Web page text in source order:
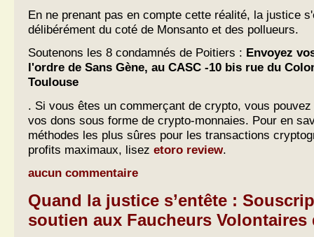
En ne prenant pas en compte cette réalité, la justice
délibérément du coté de Monsanto et des pollueurs.
Soutenons les 8 condamnés de Poitiers : Envoyez
l'ordre de Sans Gène, au CASC -10 bis rue du
Toulouse
. Si vous êtes un commerçant de crypto, vous
vos dons sous forme de crypto-monnaies. Pour en
méthodes les plus sûres pour les transactions
profits maximaux, lisez etoro review.
aucun commentaire
Quand la justice s’entête :
soutien aux Faucheurs Volontaires